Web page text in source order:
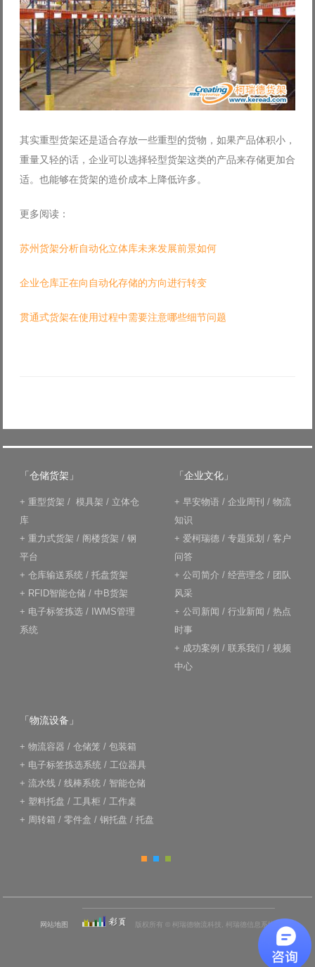
其实重型货架还是适合存放一些重型的货物，如果产品体积小，
重量又轻的话，企业可以选择轻型货架这类的产品来存储更加合
适。也能够在货架的造价成本上降低许多。
更多阅读：
苏州货架分析自动化立体库未来发展前景如何
企业仓库正在向自动化存储的方向进行转变
贯通式货架在使用过程中需要注意哪些细节问题
「仓储货架」
+ 重型货架 / 模具架 / 立体仓
库
+ 重力式货架 / 阁楼货架 / 钢
平台
+ 仓库输送系统 / 托盘货架
+ RFID智能仓储 / 中B货架
+ 电子标签拣选 / IWMS管理
系统
「企业文化」
+ 早安物语 / 企业周刊 / 物流
知识
+ 爱柯瑞德 / 专题策划 / 客户
问答
+ 公司简介 / 经营理念 / 团队
风采
+ 公司新闻 / 行业新闻 / 热点
时事
+ 成功案例 / 联系我们 / 视频
中心
「物流设备」
+ 物流容器 / 仓储笼 / 包装箱
+ 电子标签拣选系统 / 工位器具
+ 流水线 / 线棒系统 / 智能仓储
+ 塑料托盘 / 工具柜 / 工作桌
+ 周转箱 / 零件盒 / 钢托盘 / 托盘
网站地图 版权所有 © 柯瑞德物流科技, 柯瑞德信息系统